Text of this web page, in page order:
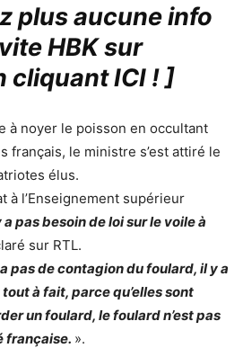
plus aucune info
HBK sur
cliquant ICI !]
à noyer le poisson en occultant
français, le ministre s’est attiré le
élus.
à l’Enseignement supérieur
a pas besoin de loi sur le voile à
sur RTL.
a pas de contagion du foulard, il y a
à fait, parce qu’elles sont
un foulard, le foulard n’est pas
française. ».